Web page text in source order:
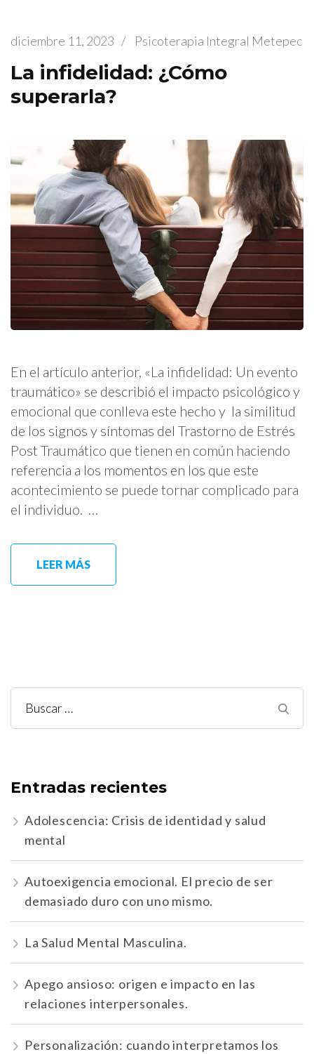
diciembre 11, 2023 / Psicoterapia Integral Metepec
La infidelidad: ¿Cómo
superarla?
En el artículo anterior, «La infidelidad: Un evento
traumático» se describió el impacto psicológico y
emocional que conlleva este hecho y la similitud
de los signos y síntomas del Trastorno de Estrés
Post Traumático que tienen en común haciendo
referencia a los momentos en los que este
acontecimiento se puede tornar complicado para
el individuo. …
LEER MÁS
Buscar:
Entradas recientes
Adolescencia: Crisis de identidad y salud
mental
Autoexigencia emocional. El precio de ser
demasiado duro con uno mismo.
La Salud Mental Masculina.
Apego ansioso: origen e impacto en las
relaciones interpersonales.
Personalización: cuando interpretamos los